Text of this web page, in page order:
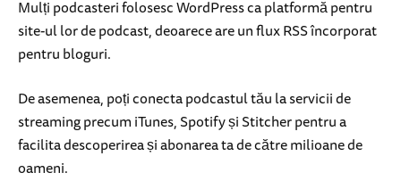
Mulți podcasteri folosesc WordPress ca platformă pentru
site-ul lor de podcast, deoarece are un flux RSS încorporat
pentru bloguri.
De asemenea, poți conecta podcastul tău la servicii de
streaming precum iTunes, Spotify și Stitcher pentru a
facilita descoperirea și abonarea ta de către milioane de
oameni.